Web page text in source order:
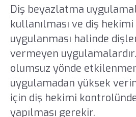
Diş beyazlatma
kullanılması ve diş
uygulanması halinde
vermeyen uygulamalardır.
olumsuz yönde
uygulamadan yüksek
için diş hekimi
yapılması gerekir.